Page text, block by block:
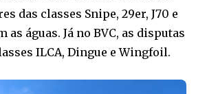
das classes Snipe, 29er, J70 e
as águas. Já no BVC, as disputas
ILCA, Dingue e Wingfoil.